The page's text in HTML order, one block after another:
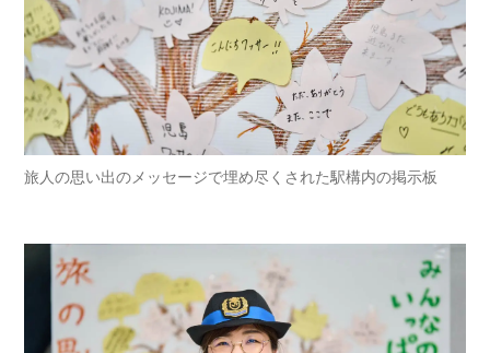
旅人の思い出のメッセージで埋め尽くされた駅構内の掲示板